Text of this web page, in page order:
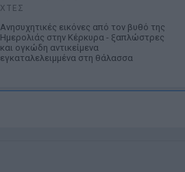
ΧΤΕΣ
Ανησυχητικές εικόνες από τον βυθό της
Ημερολιάς στην Κέρκυρα - ξαπλώστρες
και ογκώδη αντικείμενα
εγκαταλελειμμένα στη θάλασσα